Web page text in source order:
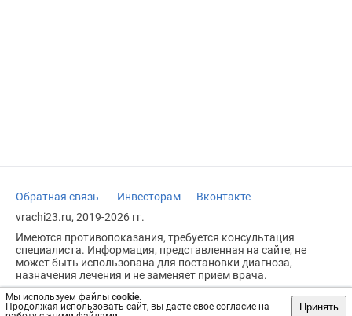
Мы используем файлы cookie.
Продолжая использовать сайт, вы даете свое согласие на
Принять
Обратная связь Инвесторам
Вконтакте
vrachi23.ru, 2019-2026 гг.
Имеются противопоказания, требуется консультация
специалиста. Информация, представленная на сайте, не
может быть использована для постановки диагноза,
назначения лечения и не заменяет прием врача.
Возрастное ограничение: 18+